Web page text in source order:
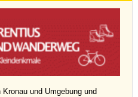
und Umgebung und